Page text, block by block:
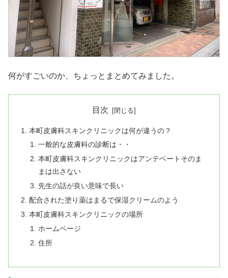
何がすごいのか、ちょっとまとめてみました。
目次
本町皮膚科スキンクリニックは何が違うの？
一般的な皮膚科の診断は・・
本町皮膚科スキンクリニックはアンテベートそのま
まは出さない
先生の話が良い意味で長い
配合された塗り薬はまるで保湿クリームのよう
本町皮膚科スキンクリニックの場所
ホームページ
住所